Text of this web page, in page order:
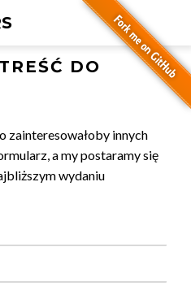
DO
zainteresowałoby innych
a my postaramy się
wydaniu